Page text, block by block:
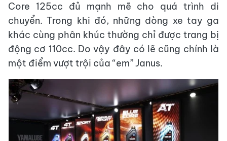
Core 125cc đủ mạnh mẽ cho quá trình di
chuyển. Trong khi đó, những dòng xe tay ga
khác cùng phân khúc thường chỉ được trang bị
động cơ 110cc. Do vậy đây có lẽ cũng chính là
một điểm vượt trội của “em” Janus.